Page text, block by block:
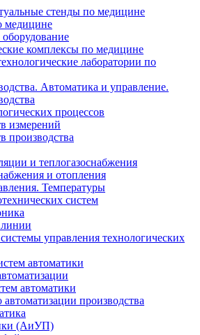
стенды по медицине
медицине
комплексы по медицине
лаборатории по
Автоматика и управление.
процессов
измерений
производства
и теплогазоснабжения
и отопления
Температуры
систем
управления технологических
автоматики
автоматики
производства
(АиУП)